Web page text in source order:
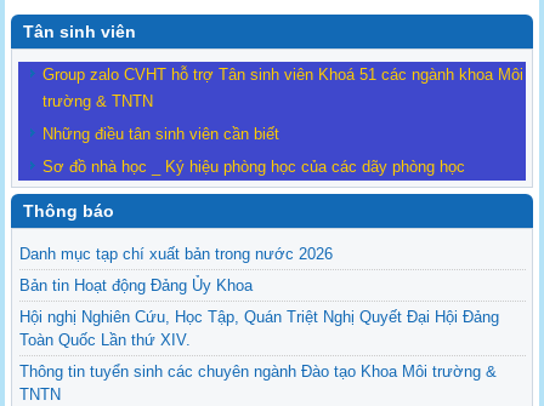
Tân sinh viên
Group zalo CVHT hỗ trợ Tân sinh viên Khoá 51 các ngành khoa Môi
trường & TNTN
Những điều tân sinh viên cần biết
Sơ đồ nhà học _ Ký hiệu phòng học của các dãy phòng học
Thông báo
Danh mục tạp chí xuất bản trong nước 2026
Bản tin Hoạt động Đảng Ủy Khoa
Hội nghị Nghiên Cứu, Học Tập, Quán Triệt Nghị Quyết Đại Hội Đảng
Toàn Quốc Lần thứ XIV.
Thông tin tuyển sinh các chuyên ngành Đào tạo Khoa Môi trường &
TNTN